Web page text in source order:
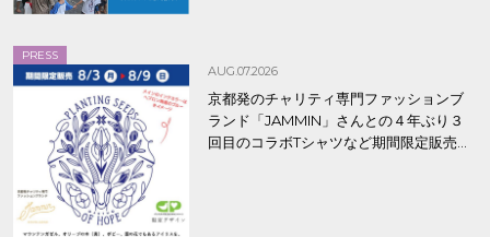
PRESS
AUG.07.2026
京都発のチャリティ専門ファッションブ
ランド「JAMMIN」さんとの４年ぶり３
回目のコラボTシャツなど期間限定販売、